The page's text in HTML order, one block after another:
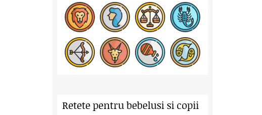
Retete pentru bebelusi si copii